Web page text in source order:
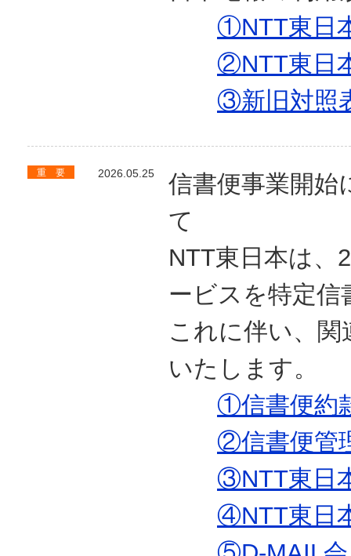
①NTT東日
②NTT東日
③新旧対照
重 要 2026.05.25
信書便事業開始
て
NTT東日本は、
ービスを特定
これに伴い、
いたします。
①信書便約
②信書便管
③NTT東日
④NTT東日